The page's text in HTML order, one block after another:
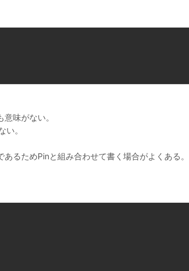
味がない。
。
るためPinと組み合わせて書く場合がよくある。